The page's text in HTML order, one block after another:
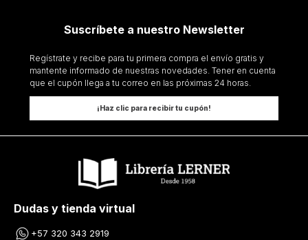
Suscríbete a nuestro Newsletter
Regístrate y recibe para tu primera compra el envío gratis y
mantente informado de nuestras novedades. Tener en cuenta
que el cupón llega a tu correo en las próximas 24 horas.
¡Haz clic para recibir tu cupón!
Dudas y tienda virtual
+57 320 343 2919